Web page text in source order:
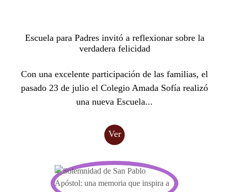
Escuela para Padres invitó a reflexionar sobre la
verdadera felicidad
Con una excelente participación de las familias, el
pasado 23 de julio el Colegio Amada Sofía realizó
una nueva Escuela...
Ver